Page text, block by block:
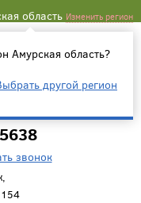
область Изменить регион
Амурская область?
другой регион
звонок